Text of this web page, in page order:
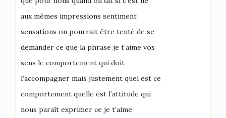
aux mêmes impressions sentiment
sensations on pourrait être tenté de se
demander ce que la phrase je t’aime vos
sens le comportement qui doit
l’accompagner mais justement quel est ce
comportement quelle est l’attitude qui
nous paraît exprimer ce je t’aime